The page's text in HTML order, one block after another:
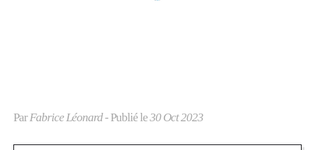
ParFabrice Léonard- Publié le30 Oct 2023